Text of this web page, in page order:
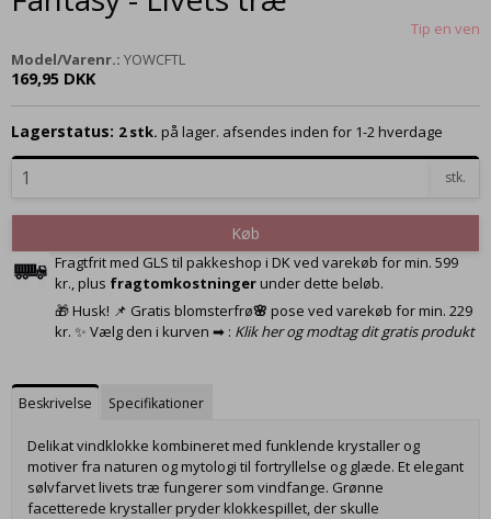
Tip en ven
Model/Varenr.: YOWCFTL
169,95 DKK
Lagerstatus: 2 stk. på lager. afsendes inden for 1-2 hverdage
stk.
Køb
Fragtfrit med GLS til pakkeshop i DK ved varekøb for min. 599
kr., plus fragtomkostningerunder dette beløb.
🎁 Husk! 📌 Gratis blomsterfrø🌸 pose ved varekøb for min. 229
kr. ✨ Vælg den i kurven ➡ : Klik her og modtag dit gratis produkt
Beskrivelse Specifikationer
Delikat vindklokke kombineret med funklende krystaller og
motiver fra naturen og mytologi til fortryllelse og glæde. Et elegant
sølvfarvet livets træ fungerer som vindfange. Grønne
facetterede krystaller pryder klokkespillet, der skulle